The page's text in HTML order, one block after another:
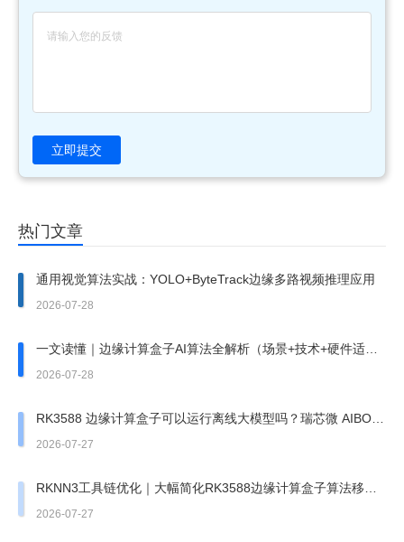
立即提交
热门文章
通用视觉算法实战：YOLO+ByteTrack边缘多路视频推理应用
2026-07-28
一文读懂｜边缘计算盒子AI算法全解析（场景+技术+硬件适
配）
2026-07-28
RK3588 边缘计算盒子可以运行离线大模型吗？瑞芯微 AIBOX
边缘盒子实测
2026-07-27
RKNN3工具链优化｜大幅简化RK3588边缘计算盒子算法移植
部署
2026-07-27